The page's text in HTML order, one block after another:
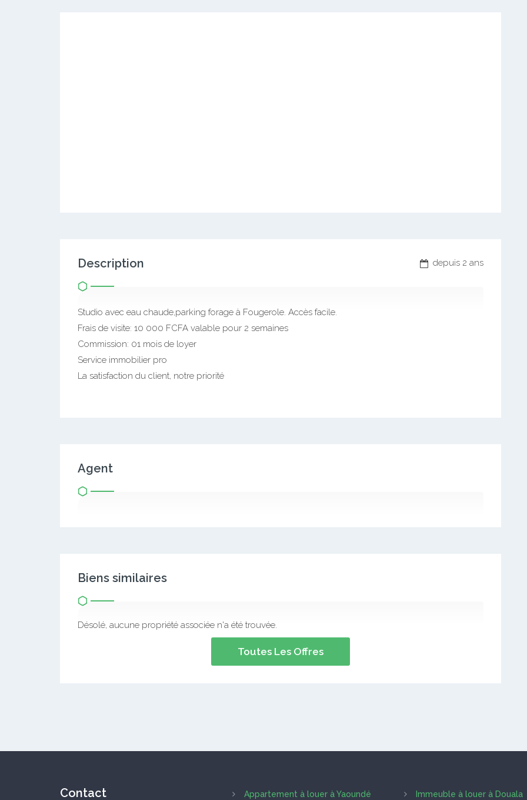
depuis 2 ans
Description
Studio avec eau chaude,parking forage à Fougerole. Accès facile.
Frais de visite: 10 000 FCFA valable pour 2 semaines
Commission: 01 mois de loyer
Service immobilier pro
La satisfaction du client, notre priorité
Agent
Biens similaires
Désolé, aucune propriété associée n'a été trouvée.
Toutes Les Offres
Contact Appartement à louer à Yaoundé Immeuble à louer à Douala